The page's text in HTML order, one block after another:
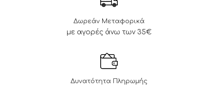
Δωρεάν Μεταφορικά
με αγορές άνω των 35€
Δυνατότητα Πληρωμής